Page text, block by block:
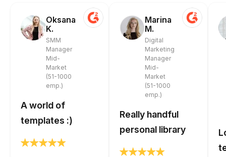
Oksana
K.
SMM
Manager
Mid-
Market
(51-1000
emp.)
A world of
templates :)
Marina
M.
Digital
Marketing
Manager
Mid-
Market
(51-1000
emp.)
Really handful
personal library